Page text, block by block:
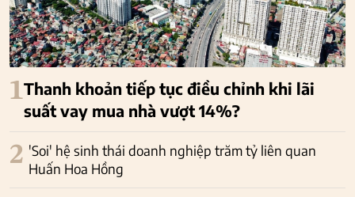
1Thanh khoản tiếp tục điều chỉnh khi lãi
suất vay mua nhà vượt 14%?
2 'Soi' hệ sinh thái doanh nghiệp trăm tỷ liên quan
Huấn Hoa Hồng